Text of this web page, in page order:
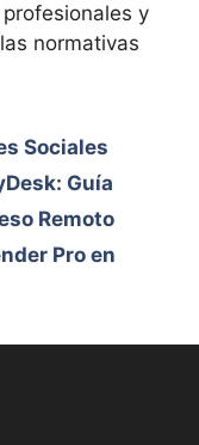
y
normativas
Sociales
Guía
Remoto
Pro en